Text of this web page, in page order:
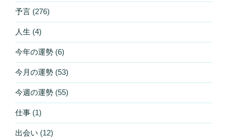
予言 (276)
人生 (4)
今年の運勢 (6)
今月の運勢 (53)
今週の運勢 (55)
仕事 (1)
出会い (12)